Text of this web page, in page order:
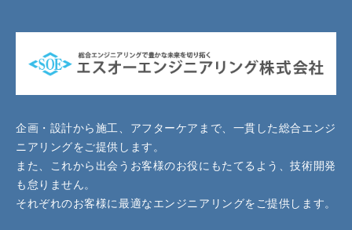
企画・設計から施工、アフターケアまで、一貫した総合エンジ
ニアリングをご提供します。
また、これから出会うお客様のお役にもたてるよう、技術開発
も怠りません。
それぞれのお客様に最適なエンジニアリングをご提供します。